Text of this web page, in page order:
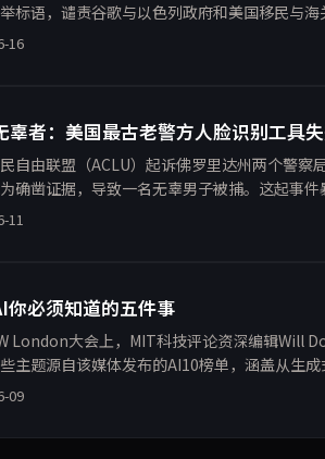
标语，谴责谷歌与以色列政府和美国移民与
民执法，违背了科技伦理。事件再次将AI在国
16
辜者：美国最古老警方人脸识别工具
自由联盟（ACLU）起诉佛罗里达州两个警
确凿证据，导致一名无辜男子被捕。这起事
执法中AI技术可靠性的广泛质疑。ACLU指出
11
你必须知道的五件事
London大会上，MIT科技评论资深编辑Will
主题源自该媒体发布的AI10榜单，涵盖从生
及AI对工作模式的重塑。文章深入剖析了每个
09